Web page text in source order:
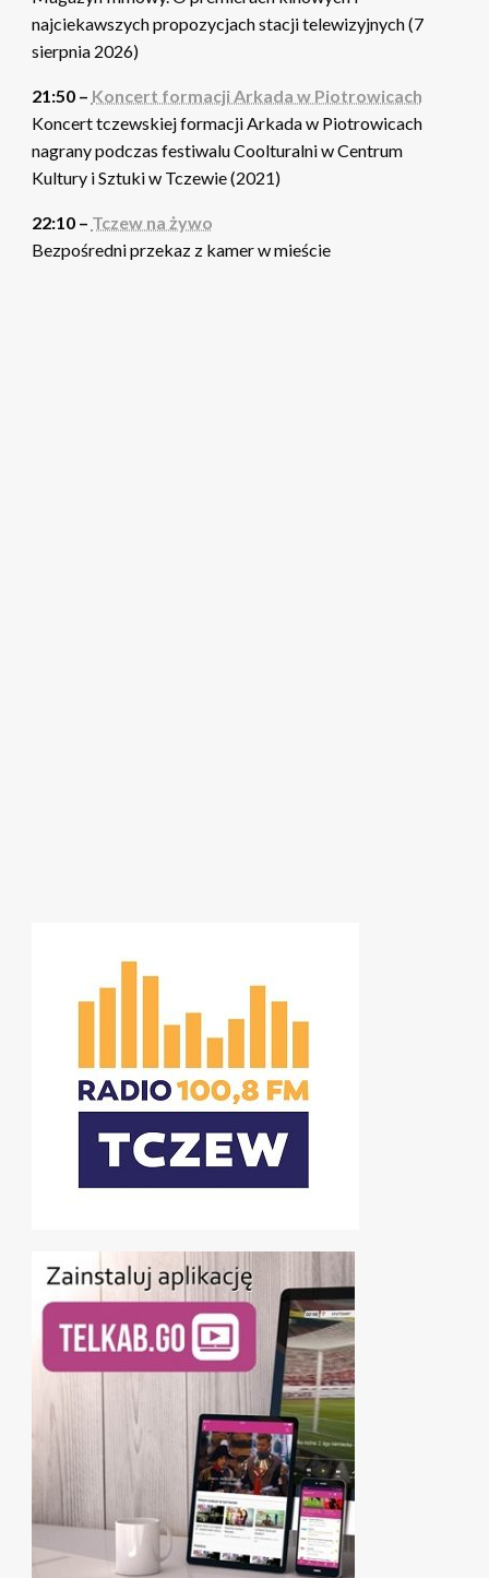
najciekawszych propozycjach stacji telewizyjnych (7
sierpnia 2026)
21:50 – Koncert formacji Arkada w Piotrowicach
Koncert tczewskiej formacji Arkada w Piotrowicach
nagrany podczas festiwalu Coolturalni w Centrum
Kultury i Sztuki w Tczewie (2021)
22:10 – Tczew na żywo
Bezpośredni przekaz z kamer w mieście